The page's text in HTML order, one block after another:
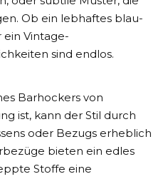
Ob ein lebhaftes blau-
Vintage-
sind endlos.
Barhockers von
ist, kann der Stil durch
oder Bezugs erheblich
bieten ein edles
Stoffe eine